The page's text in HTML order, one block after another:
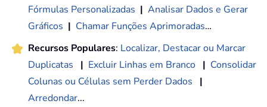
Fórmulas Personalizadas | Analisar Dados e Gerar
Gráficos | Chamar Funções Aprimoradas…
Recursos Populares: Localizar, Destacar ou Marcar
Duplicatas
| Excluir Linhas em Branco | Consolidar
Colunas ou Células sem Perder Dados
|
Arredondar...